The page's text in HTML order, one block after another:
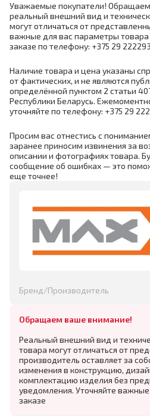
Уважаемые покупатели!
реальный внешний вид и
могут отличаться от
важные для вас параметры
заказе по телефону: +375 29
Наличие товара и цена указаны
от фактических, и не являются
определённой пунктом 2 статьи
Республики Беларусь.
уточняйте по телефону: +375 29
Просим вас отнестись с
заранее приносим извинения за
описании и фотографиях товара.
сообщение об ошибках — это
еще точнее!
Бренд/Производитель
Обращаем ваше внимание!
Реальный внешний вид и
товара могут отличаться от
производитель оставляет за
изменения в конструкцию,
комплектацию изделия без
уведомления. Уточняйте
заказе